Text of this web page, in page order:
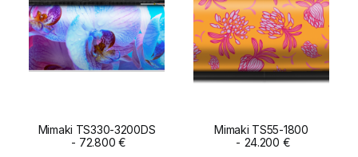
ADD TO CART
Mimaki TS330-3200DS
72.800€ ADD TO CART
Mimaki TS55-1800
24.200 €